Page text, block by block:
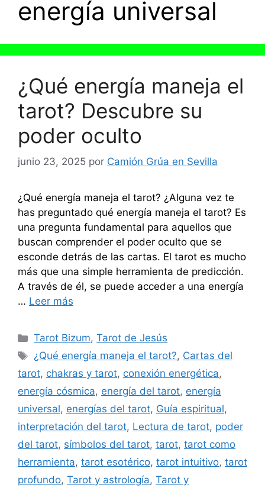
energía universal
¿Qué energía maneja el
tarot? Descubre su
poder oculto
junio 23, 2025 por Camión Grúa en Sevilla
¿Qué energía maneja el tarot? ¿Alguna vez te
has preguntado qué energía maneja el tarot? Es
una pregunta fundamental para aquellos que
buscan comprender el poder oculto que se
esconde detrás de las cartas. El tarot es mucho
más que una simple herramienta de predicción.
A través de él, se puede acceder a una energía
… Leer más
Categorías
Tarot Bizum,Tarot de Jesús
Etiquetas
¿Qué energía maneja el tarot?, Cartas del
tarot, chakras y tarot, conexión energética,
energía cósmica, energía del tarot, energía
universal, energías del tarot, Guía espiritual,
interpretación del tarot, Lectura de tarot, poder
del tarot, símbolos del tarot, tarot, tarot como
herramienta, tarot esotérico, tarot intuitivo, tarot
profundo, Tarot y astrología, Tarot y